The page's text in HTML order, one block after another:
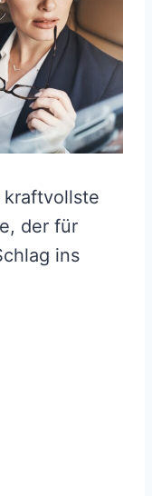
kraftvollste
der für
ins